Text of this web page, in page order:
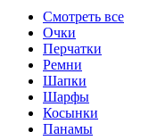
Смотреть все
Очки
Перчатки
Ремни
Шапки
Шарфы
Косынки
Панамы